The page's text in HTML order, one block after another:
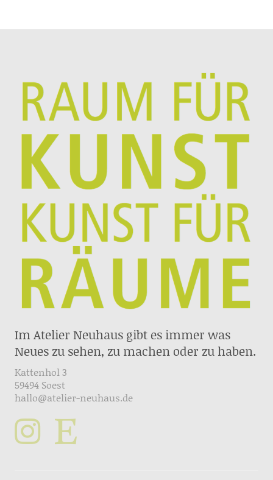
Im Atelier Neuhaus gibt es immer was
Neues zu sehen, zu machen oder zu haben.
Kattenhol 3
59494 Soest
hallo@atelier-neuhaus.de